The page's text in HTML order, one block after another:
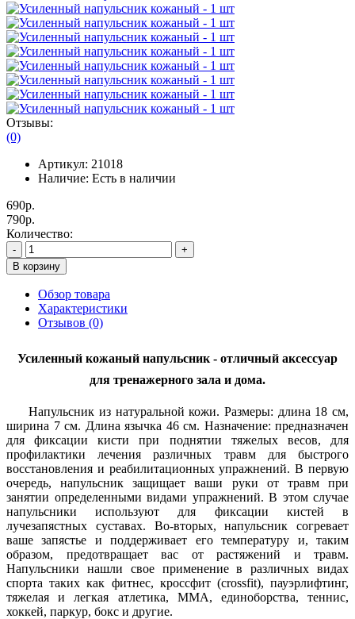
Отзывы:
(0)
Артикул: 21018
Наличие: Есть в наличии
690р.
790р.
Количество:
-
+
В корзину
Обзор товара
Характеристики
Отзывов (0)
Усиленный кожаный напульсник - отличный аксессуар
для тренажерного зала и дома.
Напульсник из натуральной кожи. Размеры: длина 18 см,
ширина 7 см. Длина язычка 46 см. Назначение: предназначен
для фиксации кисти при поднятии тяжелых весов, для
профилактики лечения различных травм для быстрого
восстановления и реабилитационных упражнений. В первую
очередь, напульсник защищает ваши руки от травм при
занятии определенными видами упражнений. В этом случае
напульсники используют для фиксации кистей в
лучезапястных суставах. Во-вторых, напульсник согревает
ваше запястье и поддерживает его температуру и, таким
образом, предотвращает вас от растяжений и травм.
Напульсники нашли свое применение в различных видах
спорта таких как фитнес, кроссфит (crossfit), пауэрлифтинг,
тяжелая и легкая атлетика, MMA, единоборства, теннис,
хоккей, паркур, бокс и другие.